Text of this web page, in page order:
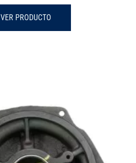
VER PRODUCTO